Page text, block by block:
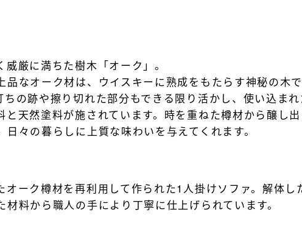
厳に満ちた樹木「オーク」。
なオーク材は、ウイスキーに熟成をもたらす神秘の木
の跡や擦り切れた部分もできる限り活かし、使い込ま
天然塗料が施されています。時を重ねた樽材から醸し
々の暮らしに上質な味わいを与えてくれます。
ーク樽材を再利用して作られた1人掛けソファ。解体
料から職人の手により丁寧に仕上げられています。